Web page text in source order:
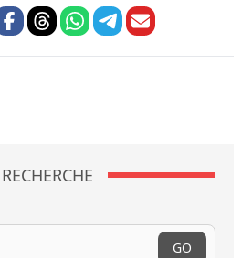
RECHERCHE
GO